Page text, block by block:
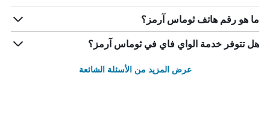
ما هو رقم هاتف ثوماس آرمز؟
هل تتوفر خدمة الواي فاي في ثوماس آرمز؟
عرض المزيد من الأسئلة الشائعة